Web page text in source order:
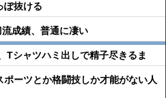
ぽ抜ける
成績、普通に凄い
Tシャツハミ出しで精子尽きるま
ーツとか格闘技しか才能がない人